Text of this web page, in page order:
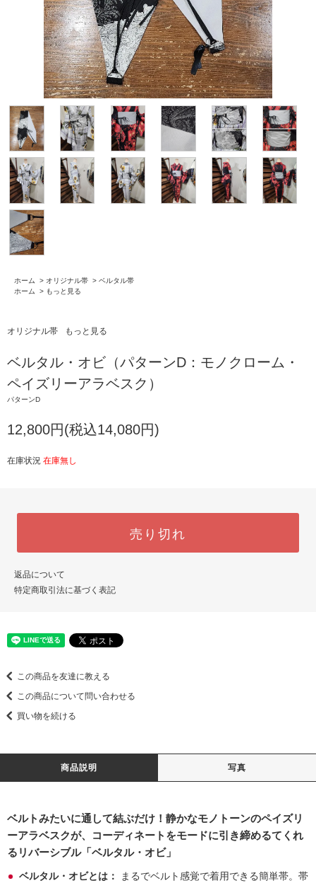
ホーム > オリジナル帯 > ベルタル帯
ホーム
> もっと見る
オリジナル帯 もっと見る
ベルタル・オビ（パターンD：モノクローム・
ペイズリーアラベスク）
パターンD
12,800円(税込14,080円)
在庫状況 在庫無し
売り切れ
返品について
特定商取引法に基づく表記
この商品を友達に教える
この商品について問い合わせる
買い物を続ける
商品説明 写真
ベルトみたいに通して結ぶだけ！静かなモノトーンのペイズリ
ーアラベスクが、コーディネートをモードに引き締めるてくれ
るリバーシブル「ベルタル・オビ」
ベルタル・オビとは：
まるでベルト感覚で着用できる簡単帯。帯